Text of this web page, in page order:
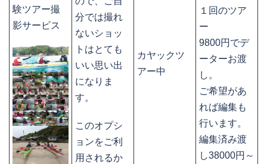
験ツアー撮
影サービス
分では撮れ
ないショッ
トはとても
いい思い出
になりま
す。
このオプシ
ョンをご利
用されるか
カヤックツ
アー中
１回のツア
ー
9800円でデ
ーターお渡
し。
ご希望があ
れば編集も
行います。
編集済み渡
し38000円～